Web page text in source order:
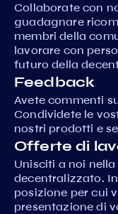
Collaborate con
guadagnare
membri della
lavorare con
futuro della
Feedback
Avete commenti
Condividete le
nostri prodotti e
Offerte di
Unisciti a noi
decentralizzato.
posizione per cui
presentazione di